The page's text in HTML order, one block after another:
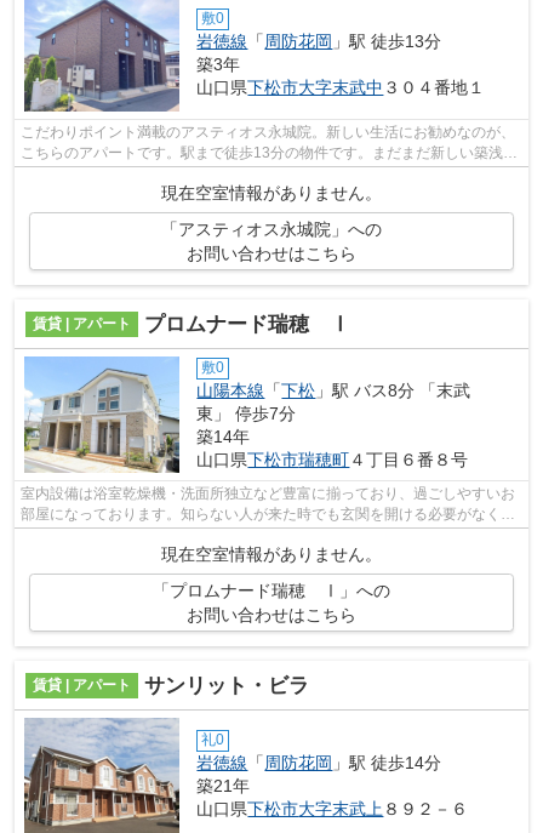
敷0
岩徳線 「 周防花岡 」駅 徒歩13分
築3年
山口県下松市大字末武中 ３０４番地１
こだわりポイント満載のアスティオス永城院。新しい生活にお勧めなのが、
こちらのアパートです。駅まで徒歩13分の物件です。まだまだ新しい築浅物
現在空室情報がありません。
「アスティオス永城院」への
お問い合わせはこちら
賃貸 | アパート プロムナード瑞穂 Ⅰ
敷0
山陽本線 「下松 」駅 バス8分 「末武
東」 停歩7分
築14年
山口県下松市瑞穂町４丁目６番８号
室内設備は浴室乾燥機・洗面所独立など豊富に揃っており、過ごしやすいお
部屋になっております。知らない人が来た時でも玄関を開ける必要がなくな
現在空室情報がありません。
「プロムナード瑞穂 Ⅰ」への
お問い合わせはこちら
賃貸 | アパート サンリット・ビラ
礼0
岩徳線 「周防花岡 」駅 徒歩14分
築21年
山口県下松市大字末武上８９２－６